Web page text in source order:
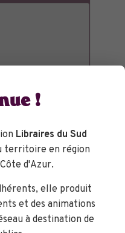
!
Libraires du Sud
territoire en région
d'Azur.
elle produit
et des animations
à destination de